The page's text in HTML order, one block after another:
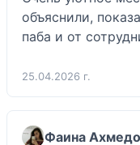
объяснили,
паба и от
25.04.2026 г.
Фаина